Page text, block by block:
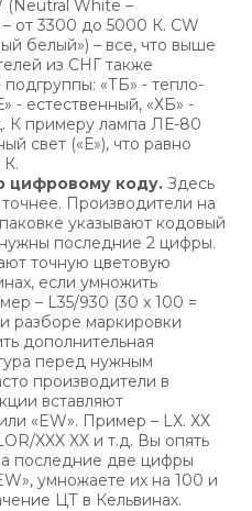
White –
от 3300 до 5000 К. CW
белый») – все, что выше
из СНГ также
«ТБ» - тепло-
- естественный, «ХБ» -
К примеру лампа ЛЕ-80
свет («Е»), что равно
цифровому коду. Здесь
Производители на
указывают кодовый
последние 2 цифры.
точную цветовую
если умножить
– L35/930 (30 x 100 =
разборе маркировки
дополнительная
перед нужным
производители в
вставляют
«EW». Пример – LХ. ХХ
XXX XX и т.д. Вы опять
последние две цифры
умножаете их на 100 и
ЦТ в Кельвинах.